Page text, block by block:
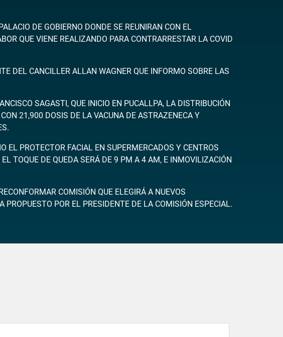
DE GOBIERNO DONDE SE REUNIRAN CON EL
QUE VIENE REALIZANDO PARA CONTRARRESTAR LA COVID
DEL CANCILLER ALLAN WAGNER QUE INFORMO SOBRE LAS
SAGASTI, QUE INICIO EN PUCALLPA, LA DISTRIBUCIÓN
21,900 DOSIS DE LA VACUNA DE ASTRAZENECA Y
EL PROTECTOR FACIAL EN SUPERMERCADOS Y CENTROS
TOQUE DE QUEDA SERÁ DE 9 PM A 4 AM, E INMOVILIZACIÓN
COMISIÓN QUE ELEGIRÁ A NUEVOS
POR EL PRESIDENTE DE LA COMISIÓN ESPECIAL.